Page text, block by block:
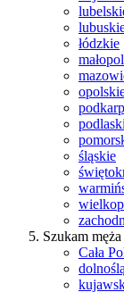
łódzkie
śląskie
Szukam męża
Cała